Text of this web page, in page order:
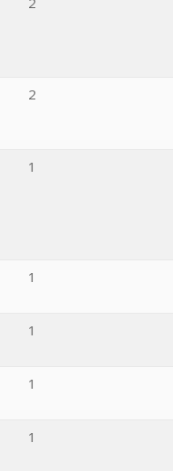
2
1
1
1
1
1